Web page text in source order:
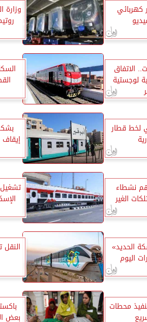
كهربائي
وزارة
الاتفاق
لوجستية
لخط قطار
نشطاء
الغير
الحديد»
اليوم
محطات
بعض